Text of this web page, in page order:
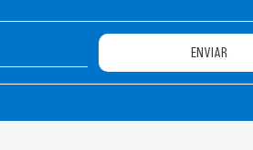
ENVIAR